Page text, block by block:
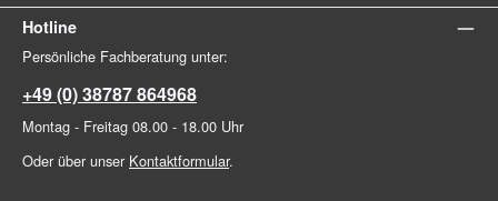
Hotline
Persönliche Fachberatung unter:
+49 (0) 38787 864968
Montag - Freitag 08.00 - 18.00 Uhr
Oder über unser Kontaktformular.